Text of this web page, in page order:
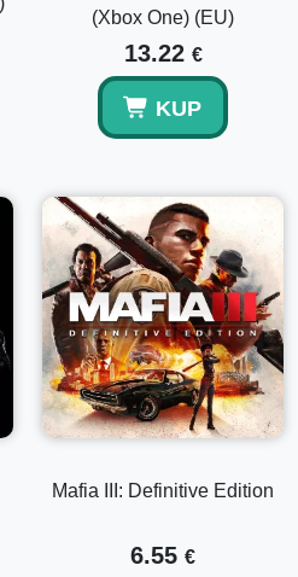
na słynnych
(Xbox One) (EU)
13.22 €
KUP
Mafia III: Definitive Edition
6.55 €